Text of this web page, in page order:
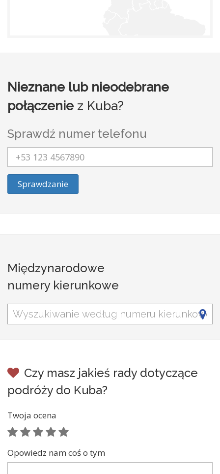
Nieznane lub nieodebrane
połączenie z Kuba?
Sprawdź numer telefonu
Sprawdzanie
Międzynarodowe
numery kierunkowe
Czy masz jakieś rady dotyczące
podróży do Kuba?
Twoja ocena
Opowiedz nam coś o tym